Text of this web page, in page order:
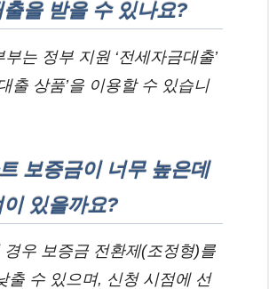
을 받을 수 있나요?
부는 정부 지원 ‘전세자금대출’
출 상품’을 이용할 수 있습니
보증금이 너무 높은데
이 있을까요?
경우 보증금 전환제(조정형)를
출 수 있으며, 신청 시점에 선